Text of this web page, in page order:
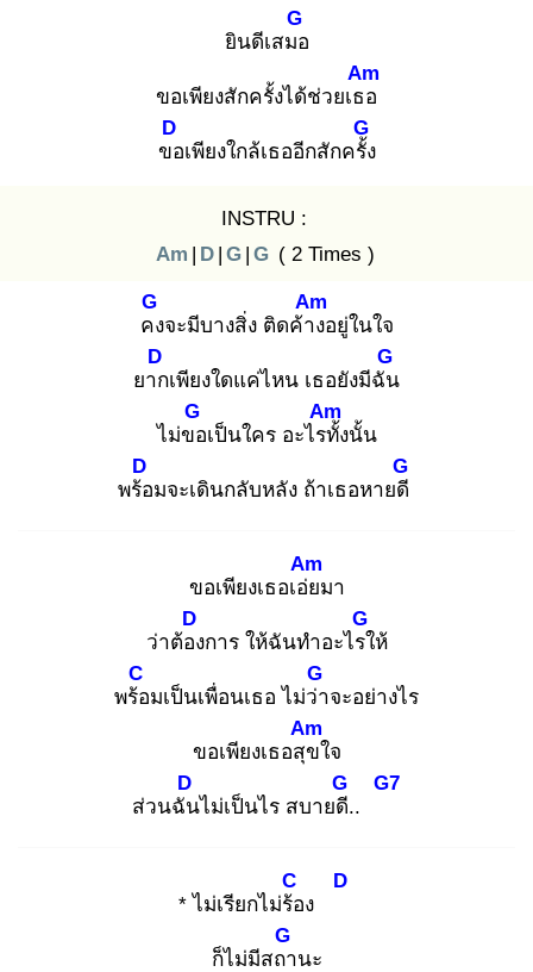
ยินดีเสมอ
G
ขอเพียงสักครั้งได้ช่วยเธอ
Am
ขอ
D
เพียงใกล้เธออีกสักครั้ง
G
INSTRU :
Am | D | G | G ( 2 Times )
คง
G
จะมีบางสิ่ง ติดค้าง
Am
อยู่ในใจ
ยาก
D
เพียงใดแค่ไหน เธอยังมีฉัน
G
ไม่ขอ
G
เป็นใคร อะไรทั้
Am
งนั้น
พร้อ
D
มจะเดินกลับหลัง ถ้าเธอหายดี
G
ขอเพียงเธอเอ่ย
Am
มา
ว่าต้อง
D
การ ให้ฉันทำอะไรใ
G
ห้
พร้อ
C
มเป็นเพื่อนเธอ ไม่ว่า
G
จะอย่างไร
ขอเพียงเธอสุข
Am
ใจ
ส่วนฉัน
D
ไม่เป็นไร สบายดี.
G
.
G7
* ไม่เรียกไม่ร้อ
C
ง
D
ก็ไม่มีสถา
G
นะ